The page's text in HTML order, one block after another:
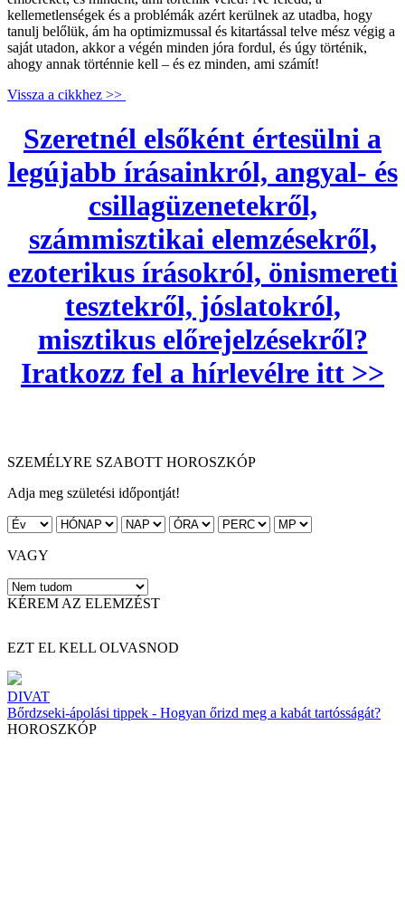
kellemetlenségek és a problémák azért kerülnek az utadba, hogy
tanulj belőlük, ám ha optimizmussal és kitartással telve mész végig a
saját utadon, akkor a végén minden jóra fordul, és úgy történik,
ahogy annak történnie kell – és ez minden, ami számít!
Vissza a cikkhez >>
Szeretnél elsőként értesülni a
legújabb írásainkról, angyal- és
csillagüzenetekről,
számmisztikai elemzésekről,
ezoterikus írásokról, önismereti
tesztekről, jóslatokról,
misztikus előrejelzésekről?
Iratkozz fel a hírlevélre itt >>
SZEMÉLYRE SZABOTT HOROSZKÓP
Adja meg születési időpontját!
VAGY
KÉREM AZ ELEMZÉST
EZT EL KELL OLVASNOD
DIVAT
Bőrdzseki-ápolási tippek - Hogyan őrizd meg a kabát tartósságát?
HOROSZKÓP